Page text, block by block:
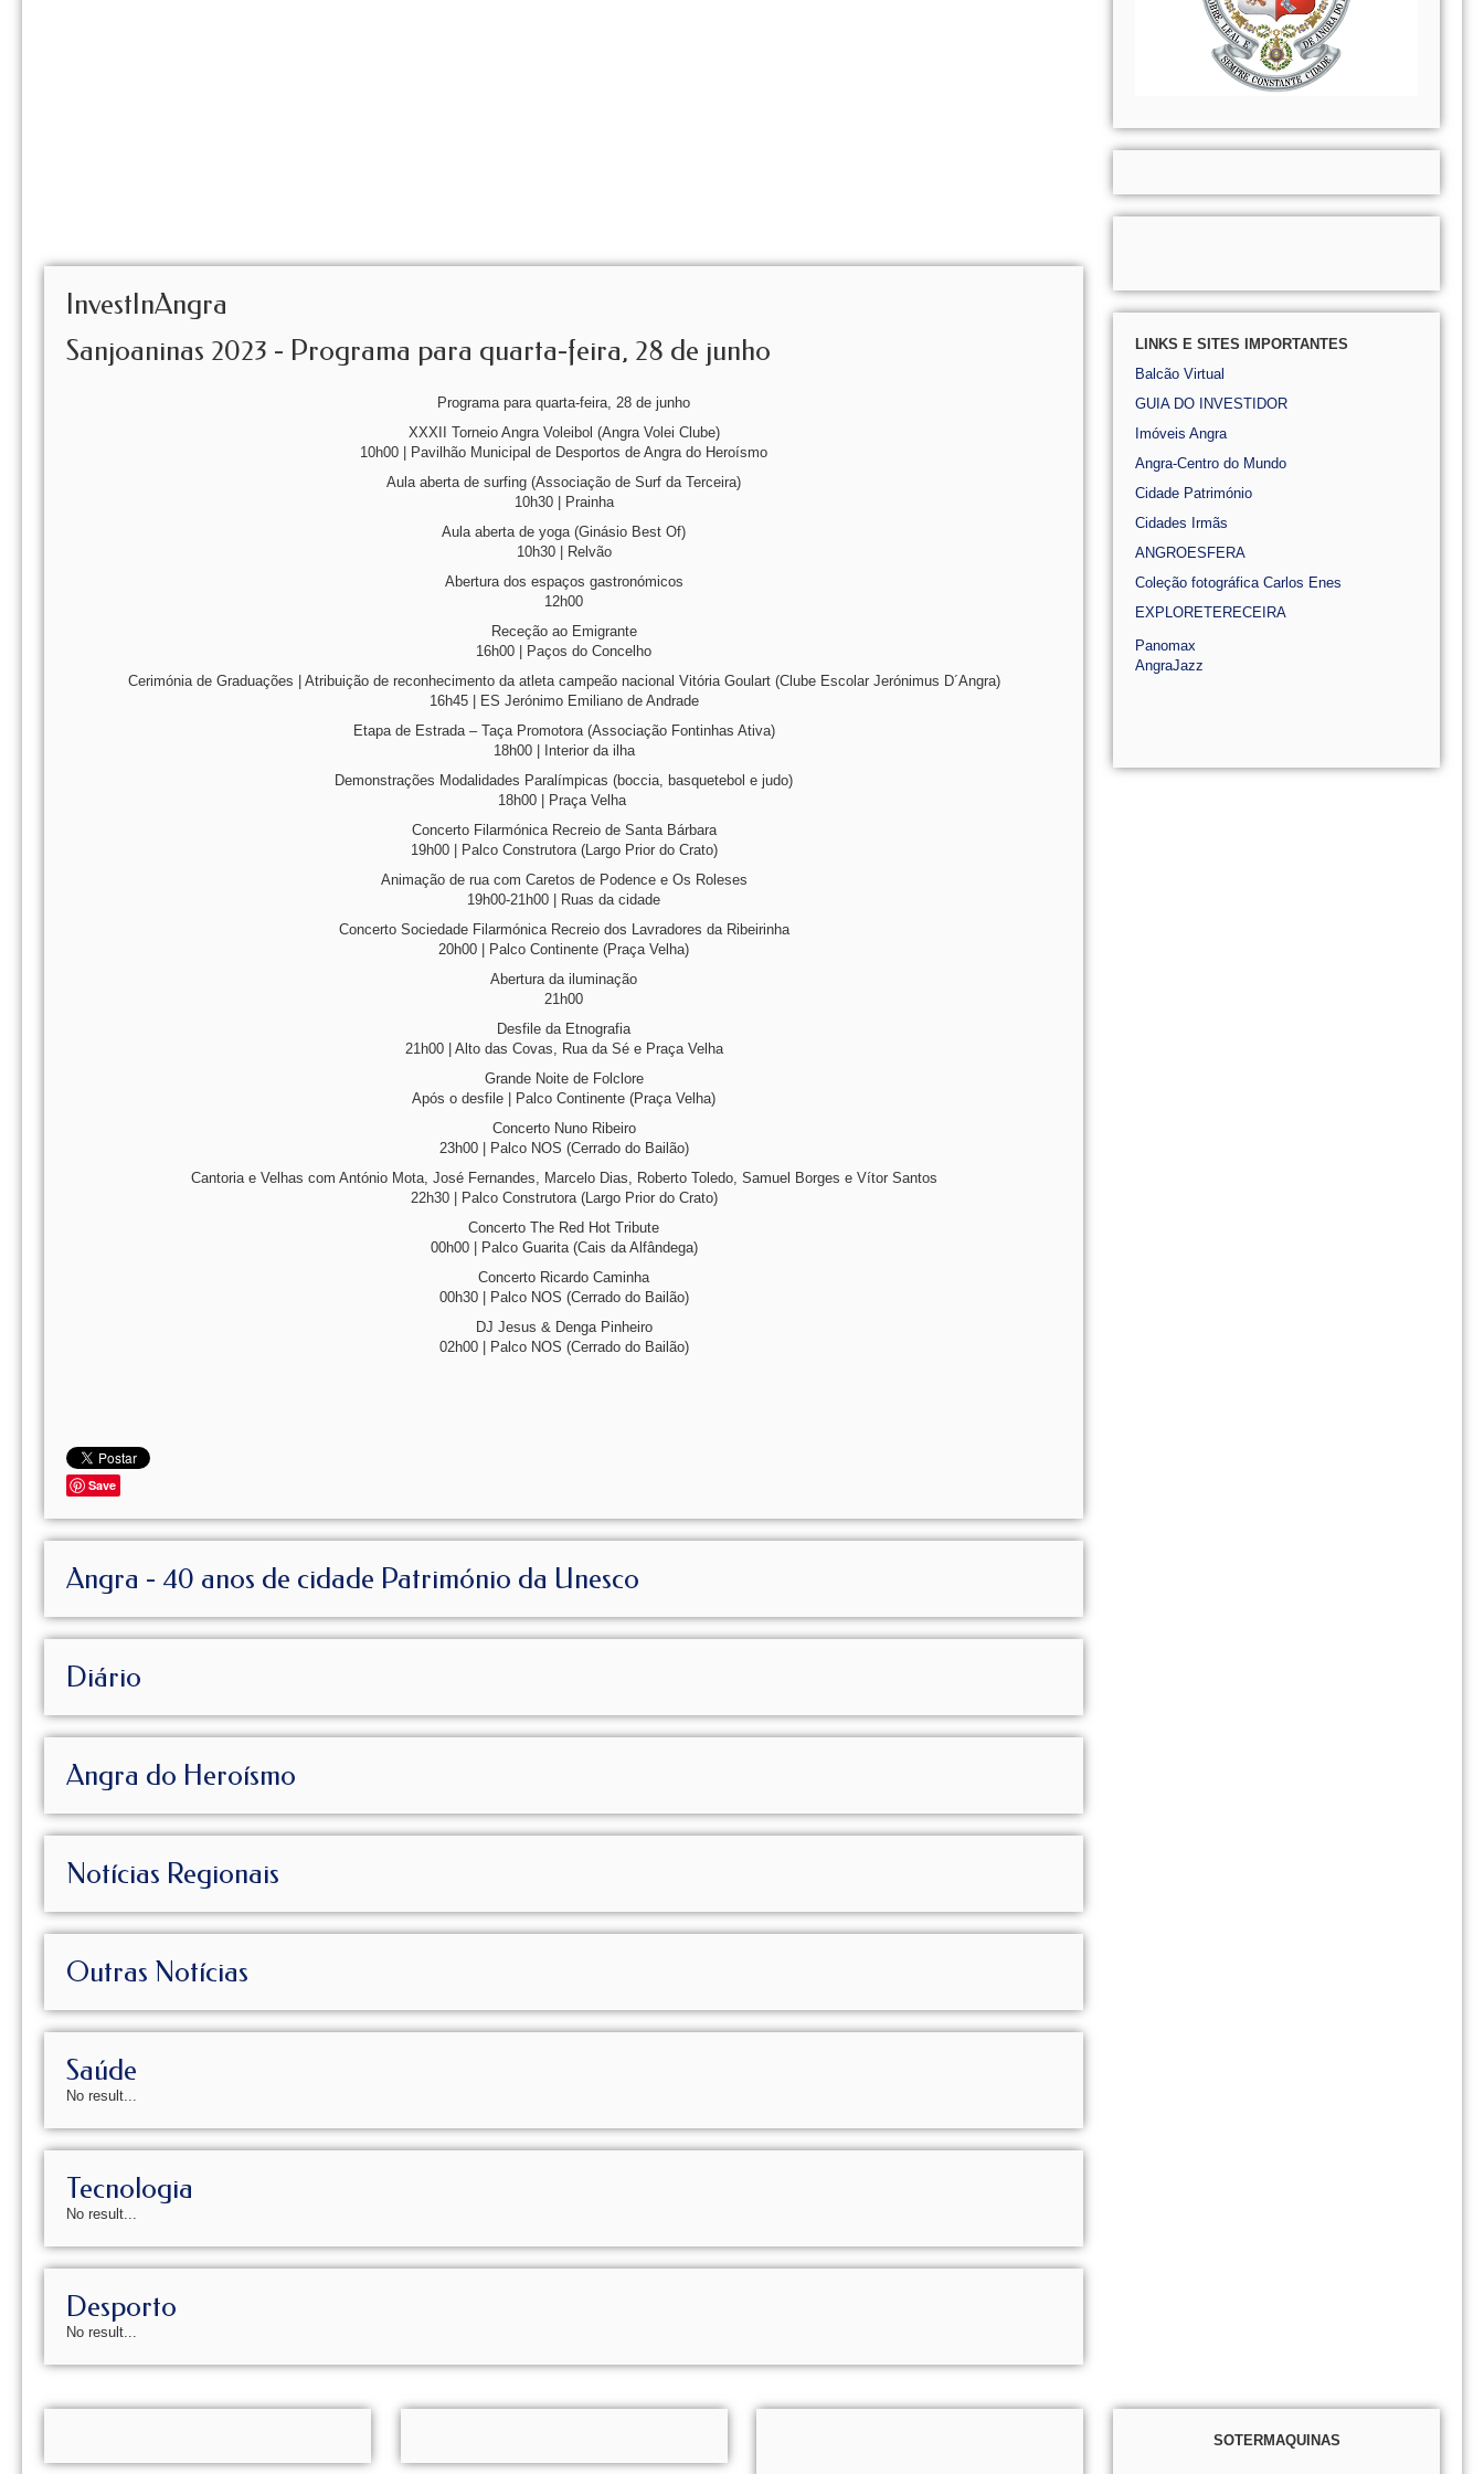
InvestInAngra
Sanjoaninas 2023 - Programa para quarta-feira, 28 de junho
Programa para quarta-feira, 28 de junho
XXXII Torneio Angra Voleibol (Angra Volei Clube)
10h00 | Pavilhão Municipal de Desportos de Angra do Heroísmo
Aula aberta de surfing (Associação de Surf da Terceira)
10h30 | Prainha
Aula aberta de yoga (Ginásio Best Of)
10h30 | Relvão
Abertura dos espaços gastronómicos
12h00
Receção ao Emigrante
16h00 | Paços do Concelho
Cerimónia de Graduações | Atribuição de reconhecimento da atleta campeão nacional Vitória Goulart (Clube Escolar Jerónimus D´Angra)
16h45 | ES Jerónimo Emiliano de Andrade
Etapa de Estrada – Taça Promotora (Associação Fontinhas Ativa)
18h00 | Interior da ilha
Demonstrações Modalidades Paralímpicas (boccia, basquetebol e judo)
18h00 | Praça Velha
Concerto Filarmónica Recreio de Santa Bárbara
19h00 | Palco Construtora (Largo Prior do Crato)
Animação de rua com Caretos de Podence e Os Roleses
19h00-21h00 | Ruas da cidade
Concerto Sociedade Filarmónica Recreio dos Lavradores da Ribeirinha
20h00 | Palco Continente (Praça Velha)
Abertura da iluminação
21h00
Desfile da Etnografia
21h00 | Alto das Covas, Rua da Sé e Praça Velha
Grande Noite de Folclore
Após o desfile | Palco Continente (Praça Velha)
Concerto Nuno Ribeiro
23h00 | Palco NOS (Cerrado do Bailão)
Cantoria e Velhas com António Mota, José Fernandes, Marcelo Dias, Roberto Toledo, Samuel Borges e Vítor Santos
22h30 | Palco Construtora (Largo Prior do Crato)
Concerto The Red Hot Tribute
00h00 | Palco Guarita (Cais da Alfândega)
Concerto Ricardo Caminha
00h30 | Palco NOS (Cerrado do Bailão)
DJ Jesus & Denga Pinheiro
02h00 | Palco NOS (Cerrado do Bailão)
Save
Angra - 40 anos de cidade Património da Unesco
Diário
Angra do Heroísmo
Notícias Regionais
Outras Notícias
Saúde
No result...
Tecnologia
No result...
Desporto
No result...
LINKS E SITES IMPORTANTES
Balcão Virtual
GUIA DO INVESTIDOR
Imóveis Angra
Angra-Centro do Mundo
Cidade Património
Cidades Irmãs
ANGROESFERA
Coleção fotográfica Carlos Enes
EXPLORETERECEIRA
Panomax
AngraJazz
SOTERMAQUINAS